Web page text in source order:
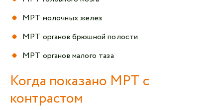
МРТ молочных желез
МРТ органов брюшной полости
МРТ органов малого таза
Когда показано МРТ с
контрастом